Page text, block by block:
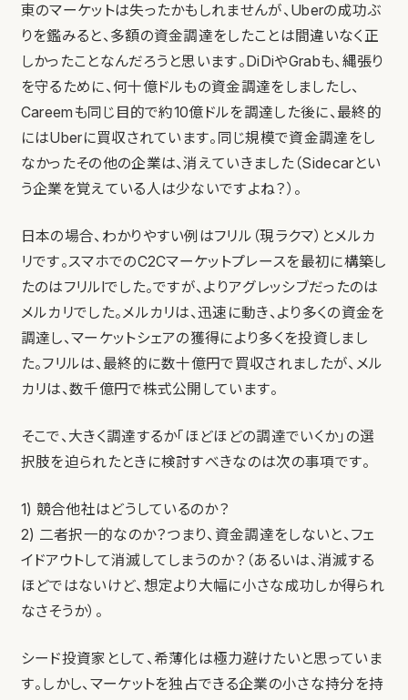
東のマーケットは失ったかもしれませんが、Uberの成功ぶ
りを鑑みると、多額の資金調達をしたことは間違いなく正
しかったことなんだろうと思います。DiDiやGrabも、縄張り
を守るために、何十億ドルもの資金調達をしましたし、
Careemも同じ目的で約10億ドルを調達した後に、最終的
にはUberに買収されています。同じ規模で資金調達をし
なかったその他の企業は、消えていきました（Sidecarとい
う企業を覚えている人は少ないですよね？）。
日本の場合、わかりやすい例はフリル（現ラクマ）とメルカ
リです。スマホでのC2Cマーケットプレースを最初に構築し
たのはフリルlでした。ですが、よりアグレッシブだったのは
メルカリでした。メルカリは、迅速に動き、より多くの資金を
調達し、マーケットシェアの獲得により多くを投資しまし
た。フリルは、最終的に数十億円で買収されましたが、メル
カリは、数千億円で株式公開しています。
そこで、大きく調達するか「ほどほどの調達でいくか」の選
択肢を迫られたときに検討すべきなのは次の事項です。
1) 競合他社はどうしているのか？
2) 二者択一的なのか？つまり、資金調達をしないと、フェ
イドアウトして消滅してしまうのか？（あるいは、消滅する
ほどではないけど、想定より大幅に小さな成功しか得られ
なさそうか）。
シード投資家として、希薄化は極力避けたいと思っていま
す。しかし、マーケットを独占できる企業の小さな持分を持